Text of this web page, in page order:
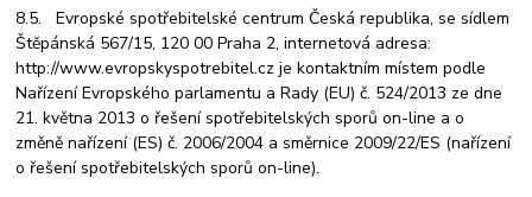
8.5. Evropské spotřebitelské centrum Česká republika, se sídlem
Štěpánská 567/15, 120 00 Praha 2, internetová adresa:
http://www.evropskyspotrebitel.cz je kontaktním místem podle
Nařízení Evropského parlamentu a Rady (EU) č. 524/2013 ze dne
21. května 2013 o řešení spotřebitelských sporů on-line a o
změně nařízení (ES) č. 2006/2004 a směrnice 2009/22/ES (nařízení
o řešení spotřebitelských sporů on-line).